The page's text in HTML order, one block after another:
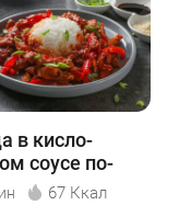
в кисло-
соусе по-
67 Ккал